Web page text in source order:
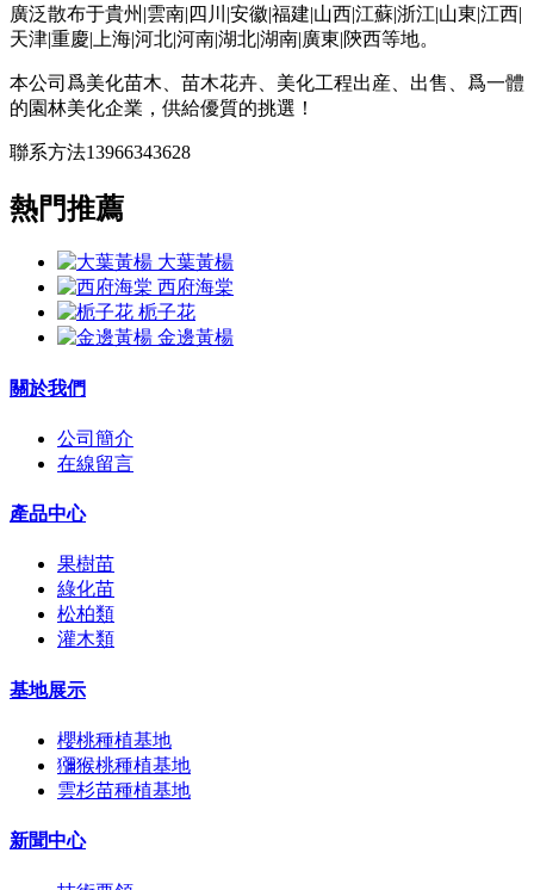
廣泛散布于貴州|雲南|四川|安徽|福建|山西|江蘇|浙江|山東|江西|
天津|重慶|上海|河北|河南|湖北|湖南|廣東|陝西等地。
本公司爲美化苗木、苗木花卉、美化工程出産、出售、爲一體
的園林美化企業，供給優質的挑選！
聯系方法13966343628
熱門推薦
大葉黃楊
西府海棠
栀子花
金邊黃楊
關於我們
公司簡介
在線留言
產品中心
果樹苗
綠化苗
松柏類
灌木類
基地展示
櫻桃種植基地
獼猴桃種植基地
雲杉苗種植基地
新聞中心